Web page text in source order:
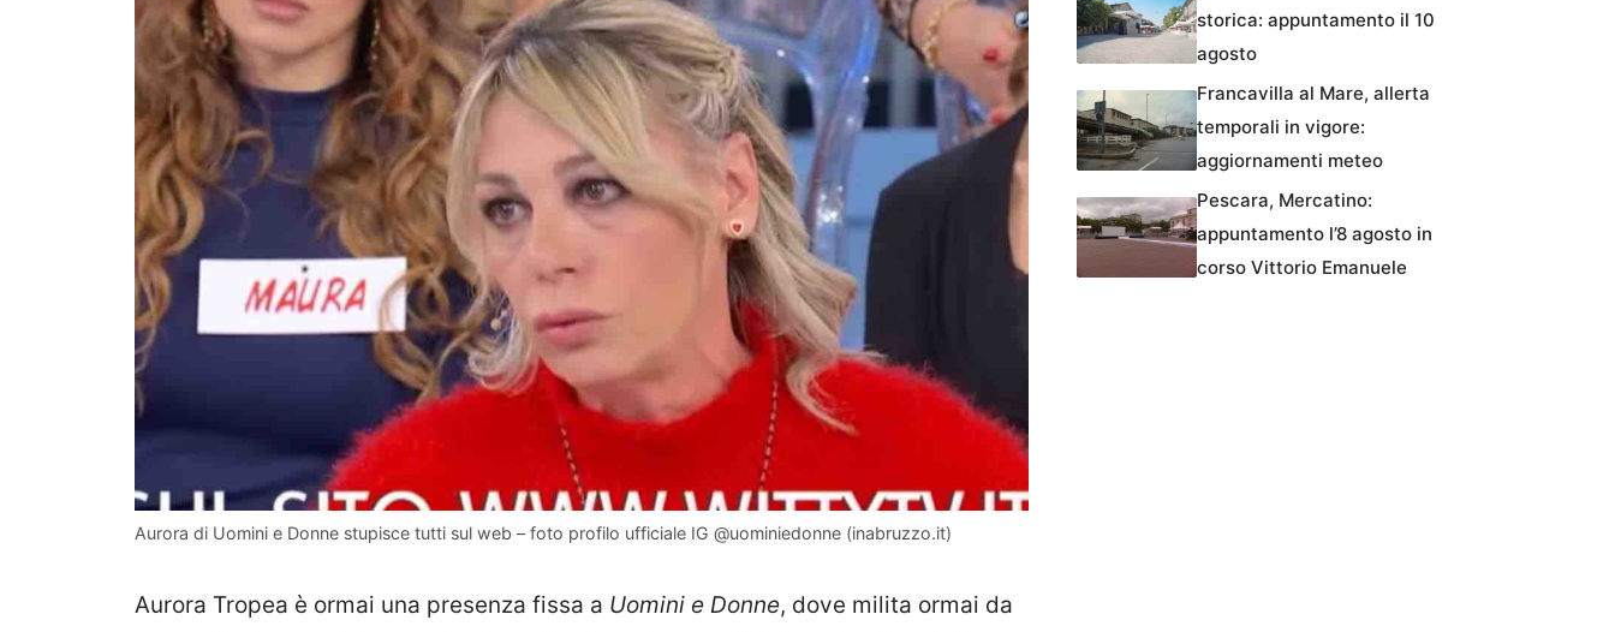
Aurora di Uomini e Donne stupisce tutti sul web – foto profilo ufficiale IG @uominiedonne (inabruzzo.it)
Aurora Tropea è ormai una presenza fissa a Uomini e Donne, dove milita ormai da
storica: appuntamento il 10
agosto
Francavilla al Mare, allerta
temporali in vigore:
aggiornamenti meteo
Pescara, Mercatino:
appuntamento l’8 agosto in
corso Vittorio Emanuele